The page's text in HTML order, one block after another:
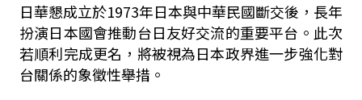
日華懇成立於1973年日本與中華民國斷交後，長年
扮演日本國會推動台日友好交流的重要平台。此次
若順利完成更名，將被視為日本政界進一步強化對
台關係的象徵性舉措。